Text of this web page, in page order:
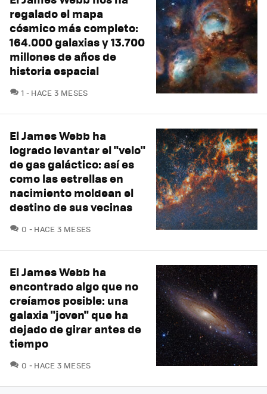
regalado el mapa
cósmico más completo:
164.000 galaxias y 13.700
millones de años de
historia espacial
1 COMENTARIOS
HACE 3 MESES
El James Webb ha
logrado levantar el "velo"
de gas galáctico: así es
como las estrellas en
nacimiento moldean el
destino de sus vecinas
0 COMENTARIOS
HACE 3 MESES
El James Webb ha
encontrado algo que no
creíamos posible: una
galaxia "joven" que ha
dejado de girar antes de
tiempo
0 COMENTARIOS
HACE 3 MESES